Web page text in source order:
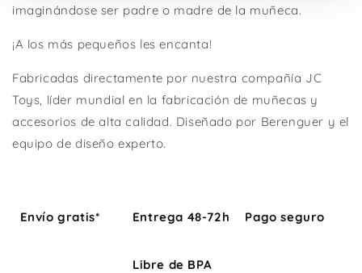
imaginándose ser padre o madre de la muñeca.
¡A los más pequeños les encanta!
Fabricadas directamente por nuestra compañía JC
Toys, líder mundial en la fabricación de muñecas y
accesorios de alta calidad. Diseñado por Berenguer y el
equipo de diseño experto.
Envío gratis* Entrega 48-72h Pago seguro
Libre de BPA